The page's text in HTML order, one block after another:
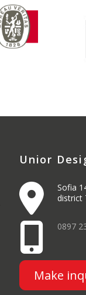
Unior
Sofia
district
0897
Make